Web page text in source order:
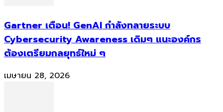
Gartner เตือน! GenAI กำลังทลายระบบ
Cybersecurity Awareness เดิมๆ แนะองค์กร
ต้องเตรียมกลยุทธ์ใหม่ ๆ
เมษายน 28, 2026